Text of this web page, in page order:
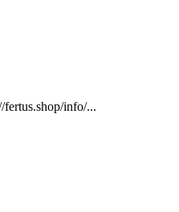
fertus.shop/info/...